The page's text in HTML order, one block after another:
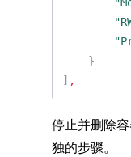
}
] ,
停止并删除
独的步骤。